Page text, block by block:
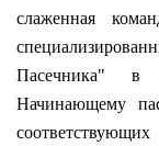
слаженная
Пасечника" в
Начинающему